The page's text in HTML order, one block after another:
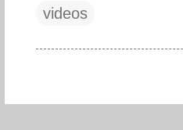
videos